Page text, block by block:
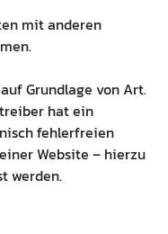
mit anderen
Grundlage von Art.
hat ein
fehlerfreien
Website – hierzu
werden.